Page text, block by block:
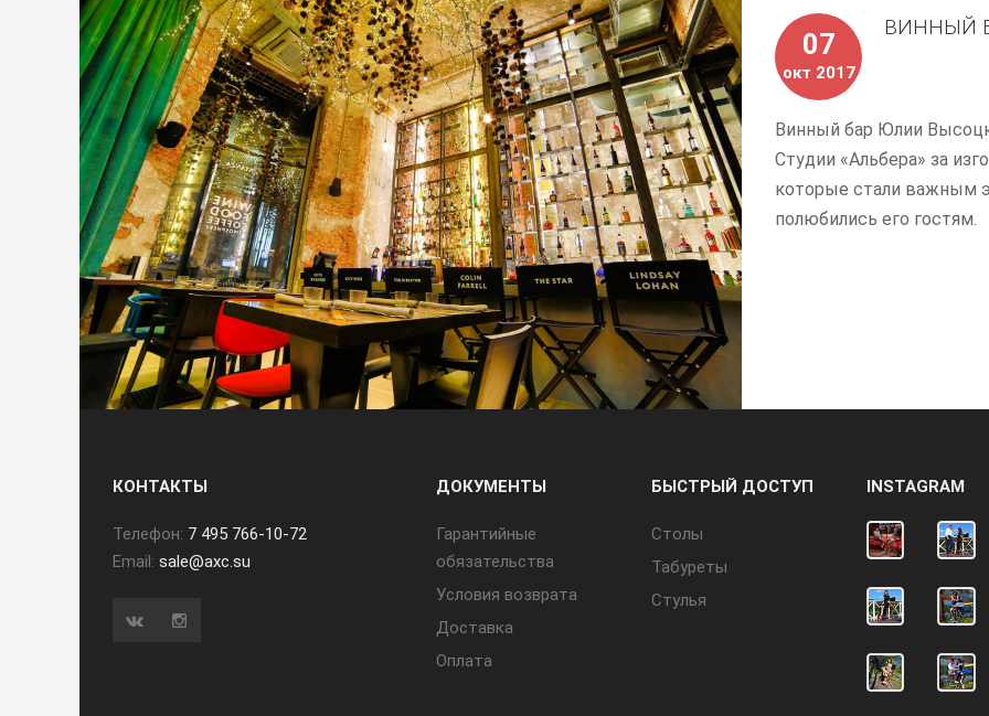
07
окт 2017
ВИННЫЙ
Винный бар Юлии
Студии «Альбера» за
которые стали важным
полюбились его гостям.
КОНТАКТЫ
Телефон: 7 495 766-10-72
Email: sale@axc.su
ДОКУМЕНТЫ
Гарантийные
обязательства
Условия возврата
Доставка
Оплата
БЫСТРЫЙ ДОСТУП
Cтолы
Табуреты
Стулья
INSTAGRAM